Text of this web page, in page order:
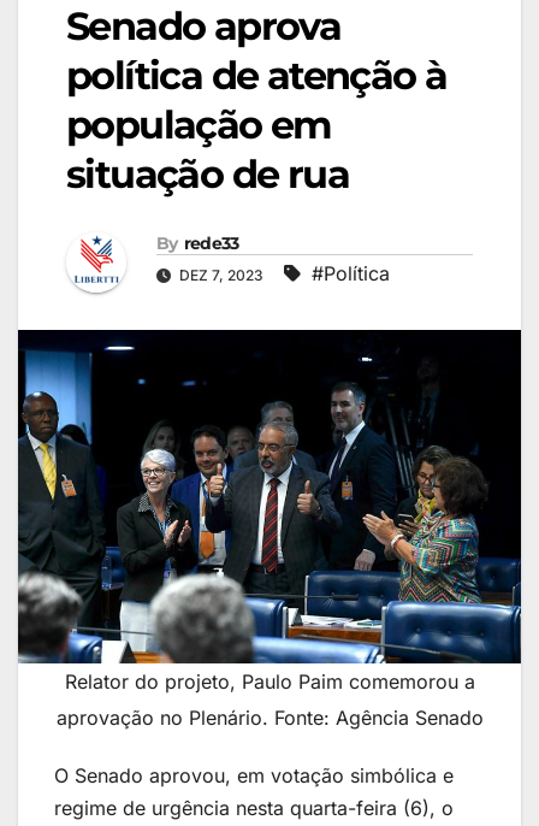
Senado aprova
política de atenção à
população em
situação de rua
By rede33
DEZ 7, 2023 #Política
Relator do projeto, Paulo Paim comemorou a
aprovação no Plenário. Fonte: Agência Senado
O Senado aprovou, em votação simbólica e
regime de urgência nesta quarta-feira (6), o